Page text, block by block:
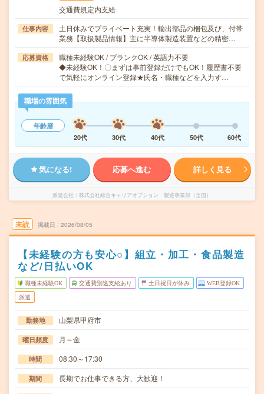
交通費規定内支給
仕事内容
土日休みでプライベート充実！輸出部品の梱包及び、付帯
業務【取扱製品情報】主に半導体製造装置などの精密…
応募資格
職種未経験OK / ブランクOK / 英語力不要
◆未経験OK！〇まずは事前登録だけでもOK！履歴書不要
で気軽にオンライン登録★氏名・職種などを入力す…
職場の雰囲気
年齢層
20代
30代 40代 50代 60代
気になる! 応募へ進む 詳しく見る
派遣会社 株式会社綜合キャリアオプション 製造事業部（全国）
未読 掲載日 2026/08/05
【未経験の方も安心○】組立・加工・食品製造
など/日払いOK
職種未経験OK 交通費別途支給あり 土日祝日が休み WEB登録OK
派遣
勤務地 山梨県甲府市
曜日頻度 月～金
時間 08:30～17:30
期間 長期でお仕事できる方、大歓迎！